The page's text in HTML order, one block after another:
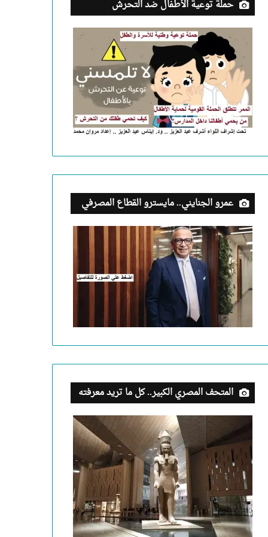
حملة توعية الأطفال ضد التحرش
عمرو الجنايني.. مايسترو القطاع المصرفي
المتحف المصري الكبير.. كل ما تريد معرفته